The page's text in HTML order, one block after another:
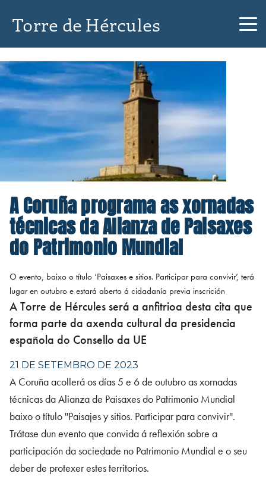
Torre de Hércules
A Coruña programa as xornadas
técnicas da Alianza de Paisaxes
do Patrimonio Mundial
O evento, baixo o título ‘Paisaxes e sitios. Participar para convivir’, terá
lugar en outubro e estará aberto á cidadanía previa inscrición
A Torre de Hércules será a anfitrioa desta cita que
forma parte da axenda cultural da presidencia
española do Consello da UE
21 DE SETEMBRO DE 2023
A Coruña acollerá os días 5 e 6 de outubro as xornadas
técnicas da Alianza de Paisaxes do Patrimonio Mundial
baixo o título ''Paisajes y sitios. Participar para convivir''.
Trátase dun evento que convida á reflexión sobre a
participación da sociedade no Patrimonio Mundial e o seu
deber de protexer estes territorios.